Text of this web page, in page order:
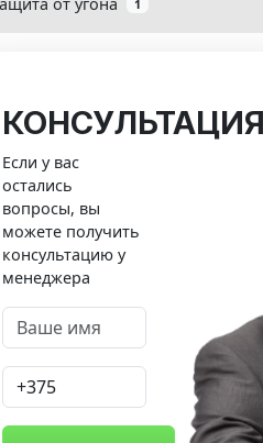
1
КОНСУЛЬТАЦИЯ
Если у вас
остались
вопросы, вы
можете получить
консультацию у
менеджера